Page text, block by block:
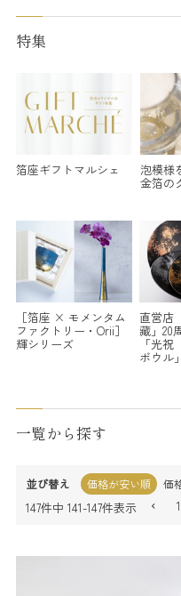
特集
箔座ギフトマルシェ 泡模様
金箔の
［箔座 × モメンタム
ファクトリー・Orii］
輝シリーズ
直営店
藏」20
「光
ボウル
一覧から探す
並び替え 価格が安い順 価
147件中 141-147件表示 1